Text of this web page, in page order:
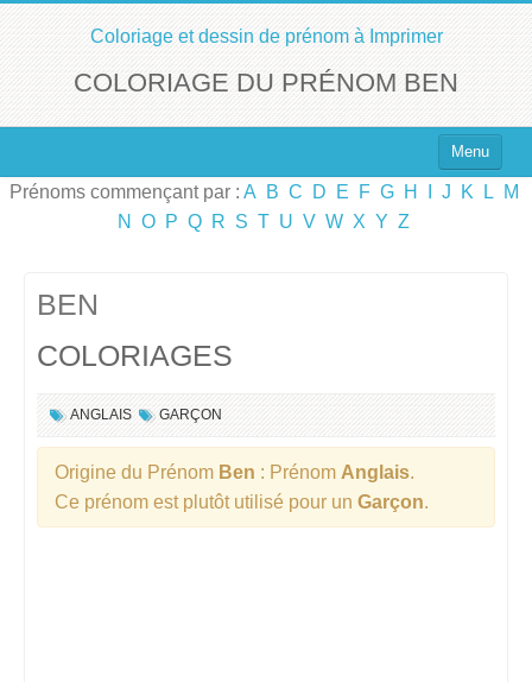
Coloriage et dessin de prénom à Imprimer
COLORIAGE DU PRÉNOM BEN
Menu
Top 100 des Prénoms
Prénoms commençant par : A B C D E F G H J K L
M
N
O P Q R S T U V W X Y Z
BEN
COLORIAGES
ANGLAIS GARÇON
Origine du Prénom Ben : Prénom Anglais.
Ce prénom est plutôt utilisé pour un Garçon.